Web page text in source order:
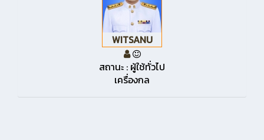
WITSANU
สถานะ : ผู้ใช้ทั่วไป
เครื่องกล